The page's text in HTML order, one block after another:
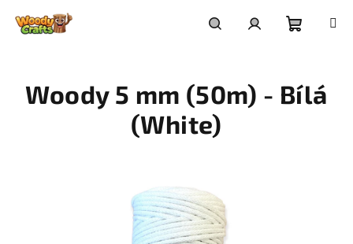
košík
Woody 5 mm (50m) - Bílá
(White)